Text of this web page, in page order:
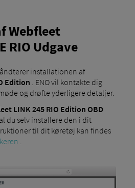
Webfleet
RIO Udgave
installationen af
Edition . ENO vil kontakte dig
og drøfte yderligere detaljer.
LINK 245 RIO Edition OBD
du selv installere den i dit
til dit køretøj kan findes